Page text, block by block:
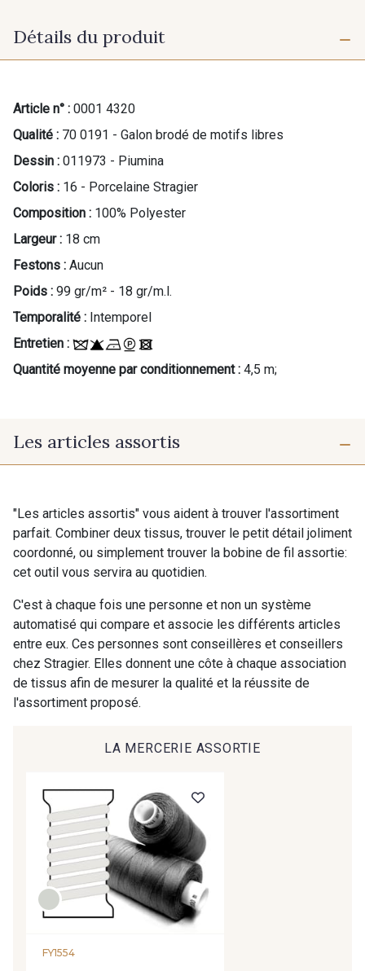
Détails du produit
Article n° : 0001 4320
Qualité : 70 0191 - Galon brodé de motifs libres
Dessin : 011973 - Piumina
Coloris : 16 - Porcelaine Stragier
Composition : 100% Polyester
Largeur : 18 cm
Festons : Aucun
Poids : 99 gr/m² - 18 gr/m.l.
Temporalité : Intemporel
Entretien :
Quantité moyenne par conditionnement : 4,5 m;
Les articles assortis
"Les articles assortis" vous aident à trouver l'assortiment
parfait. Combiner deux tissus, trouver le petit détail joliment
coordonné, ou simplement trouver la bobine de fil assortie:
cet outil vous servira au quotidien.
C'est à chaque fois une personne et non un système
automatisé qui compare et associe les différents articles
entre eux. Ces personnes sont conseillères et conseillers
chez Stragier. Elles donnent une côte à chaque association
de tissus afin de mesurer la qualité et la réussite de
l'assortiment proposé.
LA MERCERIE ASSORTIE
FY1554